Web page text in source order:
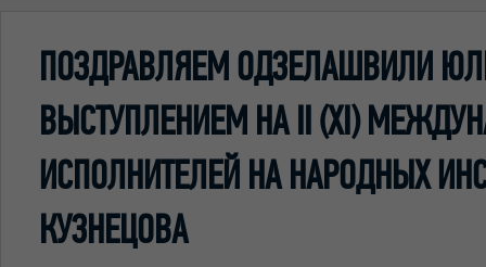
ПОЗДРАВЛЯЕМ ОДЗЕЛАШВИЛИ
ВЫСТУПЛЕНИЕМ НА II (ХI)
ИСПОЛНИТЕЛЕЙ НА НАРОДНЫХ
КУЗНЕЦОВА